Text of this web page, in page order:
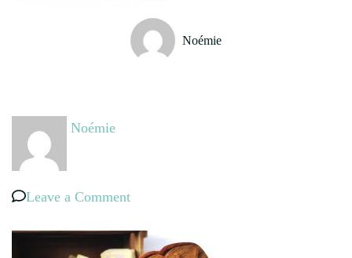
Noémie
Noémie
Leave a Commenton
savon